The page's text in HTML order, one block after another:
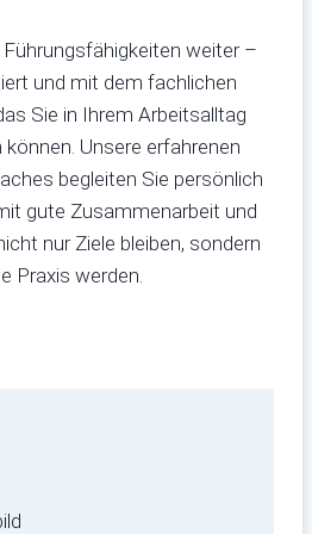
weiter –
und mit dem fachlichen
Sie in Ihrem Arbeitsalltag
Unsere erfahrenen
begleiten Sie persönlich
gute Zusammenarbeit und
nur Ziele bleiben, sondern
Praxis werden.